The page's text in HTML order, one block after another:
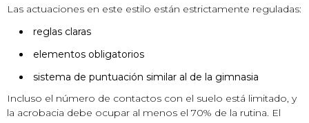
Las actuaciones en este estilo están estrictamente reguladas:
reglas claras
elementos obligatorios
sistema de puntuación similar al de la gimnasia
Incluso el número de contactos con el suelo está limitado, y
la acrobacia debe ocupar al menos el 70% de la rutina. El